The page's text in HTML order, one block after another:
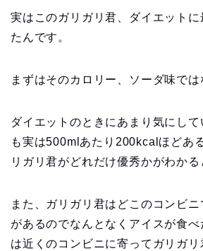
実はこのガリガリ君、ダイエットに
たんです。
まずはそのカロリー、ソーダ味で
ダイエットのときにあまり気にし
も実は500mlあたり200kcalほどあ
リガリ君がどれだけ優秀かがわかる
また、ガリガリ君はどこのコンビニ
があるのでなんとなくアイスが食べ
は近くのコンビニに寄ってガリガ